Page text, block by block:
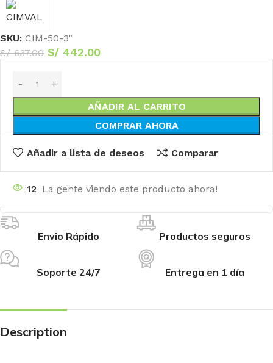
SKU: CIM-50-3"
S/637.00 S/ 442.00
AÑADIR AL CARRITO
COMPRAR AHORA
Añadir a lista de deseos Comparar
12 La gente viendo este producto ahora!
Envio Rápido Productos seguros
Soporte 24/7 Entrega en 1 día
Description